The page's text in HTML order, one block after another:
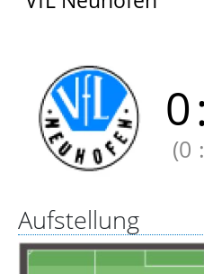
0:
(0 :
Aufstellung